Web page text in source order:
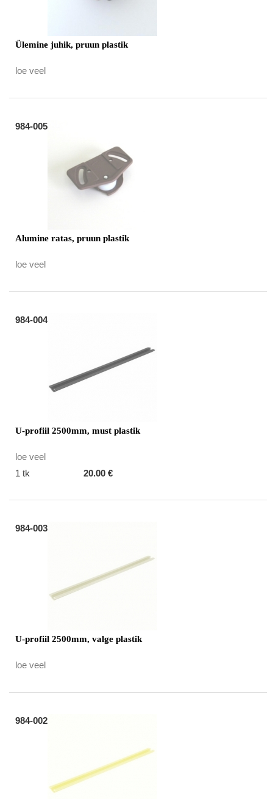
Ülemine juhik, pruun plastik
loe veel
984-005
Alumine ratas, pruun plastik
loe veel
984-004
U-profiil 2500mm, must plastik
loe veel
1 tk
20.00 €
984-003
U-profiil 2500mm, valge plastik
loe veel
984-002